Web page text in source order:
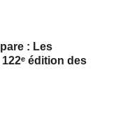
: Les
édition des